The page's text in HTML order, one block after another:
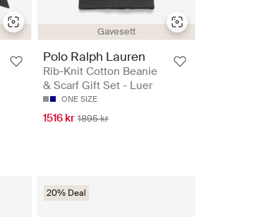
Gavesett
Polo Ralph Lauren
Rib-Knit Cotton Beanie
& Scarf Gift Set - Luer
ONE SIZE
1516 kr 1895 kr
20% Deal